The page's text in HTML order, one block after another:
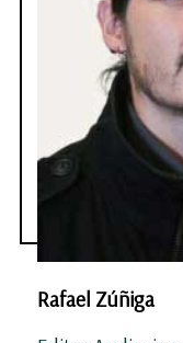
Rafael Zúñiga